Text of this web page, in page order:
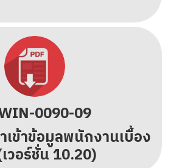
0090-09
ข้าข้อมูลพนักงานเบื้อง
วอร์ชั่น 10.20)